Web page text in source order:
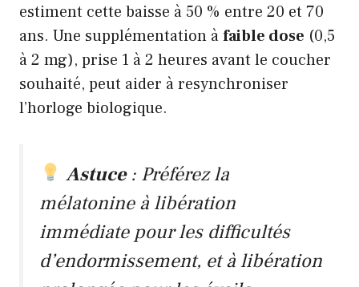
estiment cette baisse à 50 % entre 20 et 70
ans. Une supplémentation àfaible dose (0,5
à 2 mg), prise 1 à 2 heures avant le coucher
souhaité, peut aider à resynchroniser
l’horloge biologique.
Astuce: Préférez la
mélatonine à libération
immédiate pour les difficultés
d’endormissement, et à libération